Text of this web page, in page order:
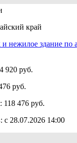
край
нежилое здание по
920 руб.
руб.
118 476 руб.
с 28.07.2026 14:00